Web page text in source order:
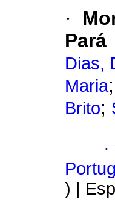
·
Pará
Dias,
Maria;
Brito;
·
) |